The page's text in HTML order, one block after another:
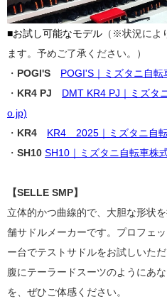
■お試し可能なモデル （※状況によ
ます。予めご了承ください。）
・ POGI'S POGI'S｜ミズタニ自
・ KR4 PJ DMT KR4 PJ｜ミズタ
o.jp)
・ KR4 KR4 2025｜ミズタニ自
・ SH10 SH10｜ミズタニ自転車株
【SELLE SMP】
立体的かつ曲線的で、大胆な形状
舗サドルメーカーです。プロフェ
ー台でテストサドルをお試しいた
腹にテーラードスーツのようにあ
を、ぜひご体感ください。